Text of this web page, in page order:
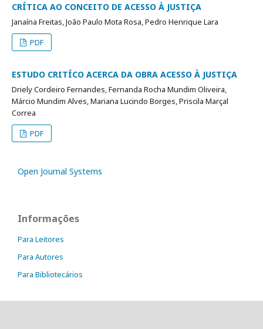
CRÍTICA AO CONCEITO DE ACESSO À JUSTIÇA
Janaína Freitas, João Paulo Mota Rosa, Pedro Henrique Lara
PDF
ESTUDO CRITÍCO ACERCA DA OBRA ACESSO À JUSTIÇA
Driely Cordeiro Fernandes, Fernanda Rocha Mundim Oliveira,
Márcio Mundim Alves, Mariana Lucindo Borges, Priscila Marçal
Correa
PDF
Open Journal Systems
Informações
Para Leitores
Para Autores
Para Bibliotecários